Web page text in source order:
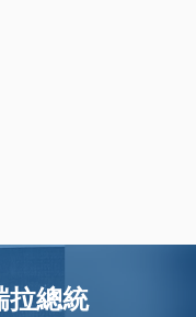
拉總統